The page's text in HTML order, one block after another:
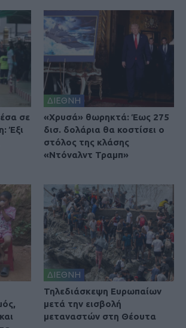
σε
Έξι
ΔΙΕΘΝΗ
«Χρυσά» θωρηκτά: Έως 275
δισ. δολάρια θα κοστίσει ο
στόλος της κλάσης
«Ντόναλντ Τραμπ»
ΔΙΕΘΝΗ
Τηλεδιάσκεψη Ευρωπαίων
μετά την εισβολή
μεταναστών στη Θέουτα